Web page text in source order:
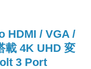
HDMI / VGA /
載 4K UHD 変
3 Port